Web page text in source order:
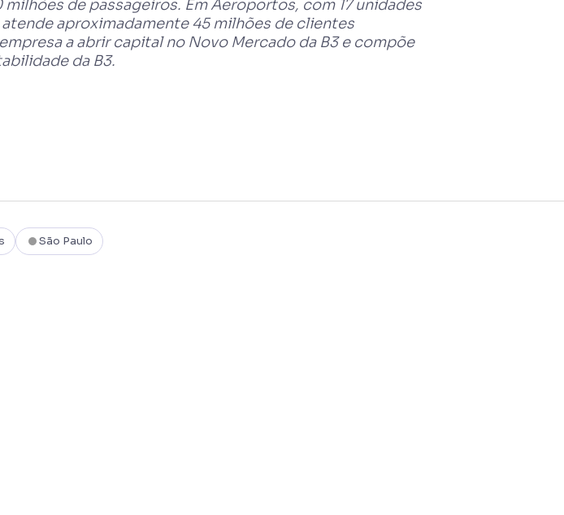
de passageiros. Em Aeroportos, com 17 unidades
aproximadamente 45 milhões de clientes
a abrir capital no Novo Mercado da B3 e compõe
da B3.
São Paulo